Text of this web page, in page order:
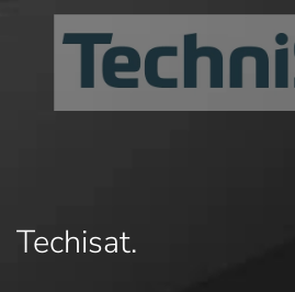
Techisat.